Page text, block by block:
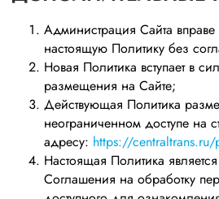
Администрация Сайта
настоящую Политику без
Новая Политика вступает в
размещения на Сайте;
Действующая Политика
неограниченном доступе на
адресу: https://
Настоящая Политика
Соглашения на обработку